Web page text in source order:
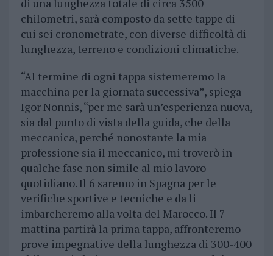
di una lunghezza totale di circa 3500
chilometri, sarà composto da sette tappe di
cui sei cronometrate, con diverse difficoltà di
lunghezza, terreno e condizioni climatiche.
“Al termine di ogni tappa sistemeremo la
macchina per la giornata successiva”, spiega
Igor Nonnis, “per me sarà un’esperienza nuova,
sia dal punto di vista della guida, che della
meccanica, perché nonostante la mia
professione sia il meccanico, mi troverò in
qualche fase non simile al mio lavoro
quotidiano. Il 6 saremo in Spagna per le
verifiche sportive e tecniche e da li
imbarcheremo alla volta del Marocco. Il 7
mattina partirà la prima tappa, affronteremo
prove impegnative della lunghezza di 300-400